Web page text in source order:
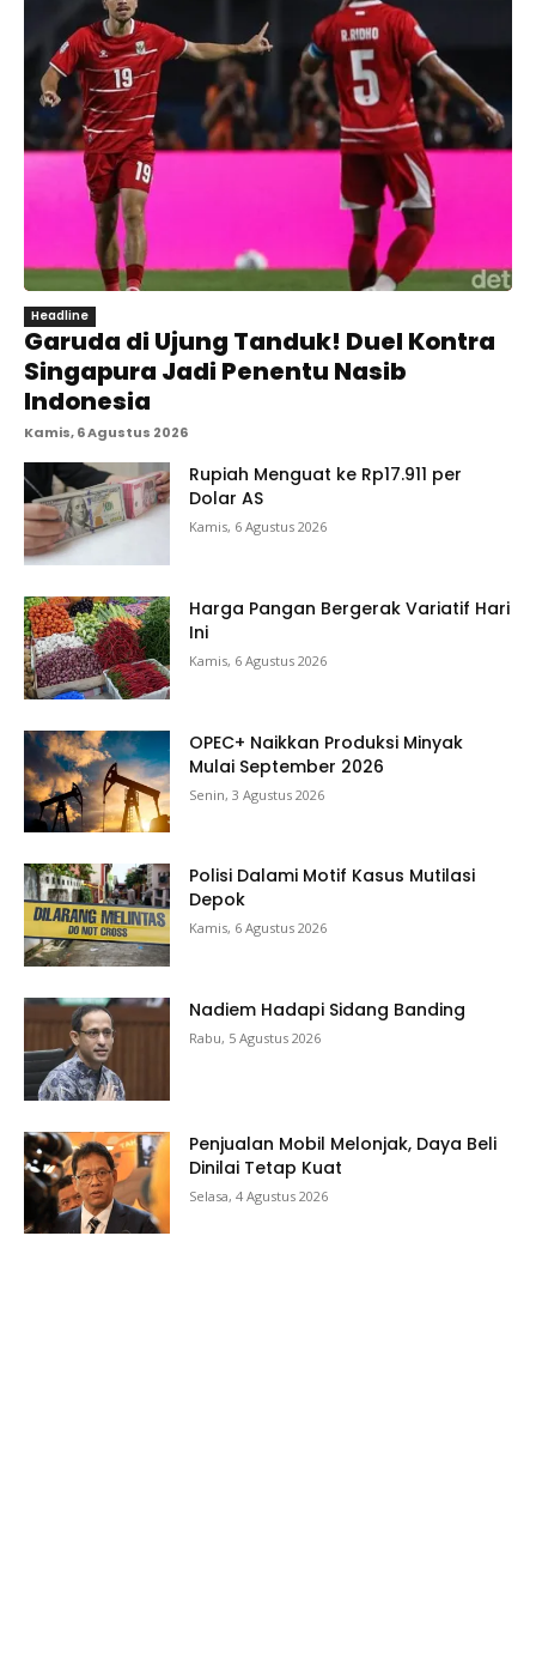
Headline
Garuda di Ujung Tanduk! Duel Kontra
Singapura Jadi Penentu Nasib
Indonesia
Kamis, 6 Agustus 2026
Rupiah Menguat ke Rp17.911 per
Dolar AS
Kamis, 6 Agustus 2026
Harga Pangan Bergerak Variatif Hari
Ini
Kamis, 6 Agustus 2026
OPEC+ Naikkan Produksi Minyak
Mulai September 2026
Senin, 3 Agustus 2026
Polisi Dalami Motif Kasus Mutilasi
Depok
Kamis, 6 Agustus 2026
Nadiem Hadapi Sidang Banding
Rabu, 5 Agustus 2026
Penjualan Mobil Melonjak, Daya Beli
Dinilai Tetap Kuat
Selasa, 4 Agustus 2026